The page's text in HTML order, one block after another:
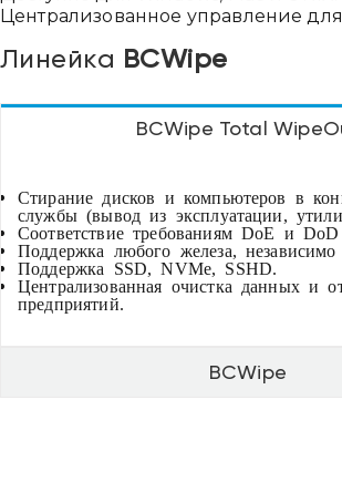
Централизованное управление
Линейка BCWipe
BCWipe Total
Стирание дисков и компьютеров в
службы (вывод из эксплуатации,
Соответствие требованиям DoE и DoD
Поддержка любого железа,
Поддержка SSD, NVMe, SSHD.
Централизованная очистка данных и
предприятий.
BCWipe
Привіт 👋, чим тобі
Ми зазвичай відповідаємо